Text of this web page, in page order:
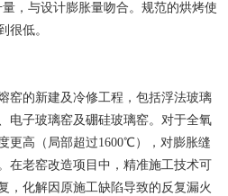
，与设计膨胀量吻合。规范的烘烤使
很低。
窑的新建及冷修工程，包括浮法玻璃
电子玻璃窑及硼硅玻璃窑。对于全氧
更高（局部超过1600℃），对膨胀缝
在老窑改造项目中，精准施工技术可
，化解因原施工缺陷导致的反复漏火